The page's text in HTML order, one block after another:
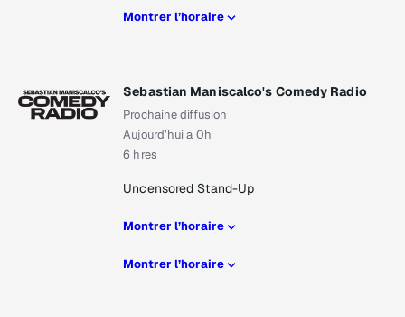
Montrer l’horaire
Sebastian Maniscalco's Comedy Radio
Prochaine diffusion
Aujourd’hui a 0h
6 hres
Uncensored Stand-Up
Montrer l’horaire
Montrer l’horaire